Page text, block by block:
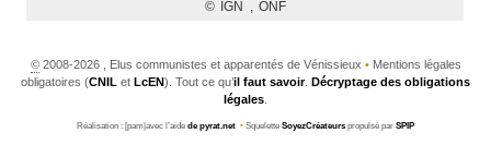
©2008-2026 , Elus communistes et apparentés de Vénissieux •Mentions légales
obligatoires (CNIL et LcEN). Tout ce qu’il faut savoir. Décryptage des obligations
légales.
Réalisation : [pam|avec l’aide de pyrat.net • Squelette SoyezCréateurs propulsé par SPIP